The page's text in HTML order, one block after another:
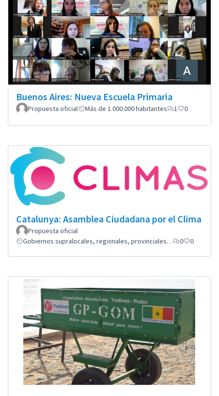
Buenos Aires: Nueva Escuela Primaria
Propuesta oficial Más de 1.000.000 habitantes 1 0
Catalunya: Asamblea Ciudadana por el Clima
Propuesta oficial
Gobiernos supralocales, regionales, provinciales…
0 0